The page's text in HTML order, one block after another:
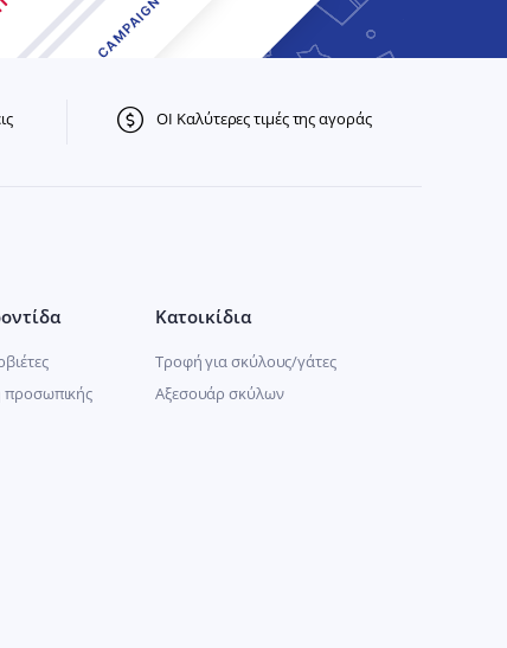
ΟΙ Καλύτερες τιμές της αγοράς
προσωπικής
Κατοικίδια
Τροφή για σκύλους/γάτες
Αξεσουάρ σκύλων